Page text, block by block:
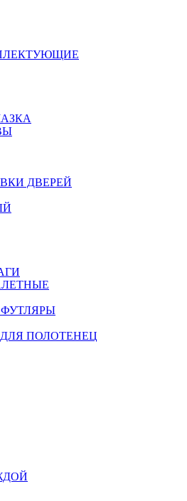
ДВЕРЕЙ
ПОЛОТЕНЕЦ